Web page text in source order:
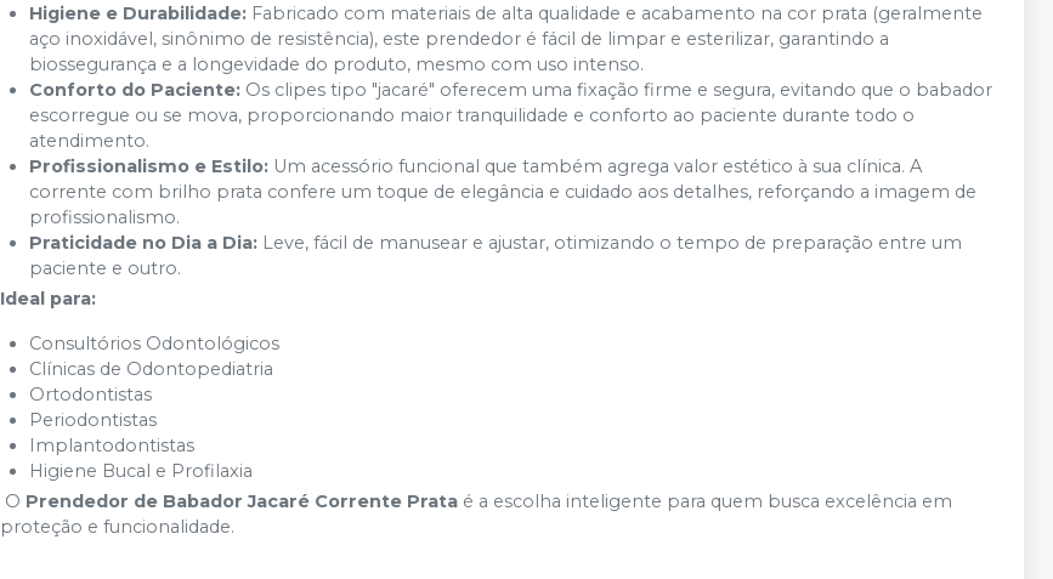
Higiene e Durabilidade: Fabricado com materiais de alta qualidade e acabamento na cor prata (geralmente
aço inoxidável, sinônimo de resistência), este prendedor é fácil de limpar e esterilizar, garantindo a
biossegurança e a longevidade do produto, mesmo com uso intenso.
Conforto do Paciente: Os clipes tipo "jacaré" oferecem uma fixação firme e segura, evitando que o babador
escorregue ou se mova, proporcionando maior tranquilidade e conforto ao paciente durante todo o
atendimento.
Profissionalismo e Estilo: Um acessório funcional que também agrega valor estético à sua clínica. A
corrente com brilho prata confere um toque de elegância e cuidado aos detalhes, reforçando a imagem de
profissionalismo.
Praticidade no Dia a Dia: Leve, fácil de manusear e ajustar, otimizando o tempo de preparação entre um
paciente e outro.
Ideal para:
Consultórios Odontológicos
Clínicas de Odontopediatria
Ortodontistas
Periodontistas
Implantodontistas
Higiene Bucal e Profilaxia
O Prendedor de Babador Jacaré Corrente Prata é a escolha inteligente para quem busca excelência em
proteção e funcionalidade.